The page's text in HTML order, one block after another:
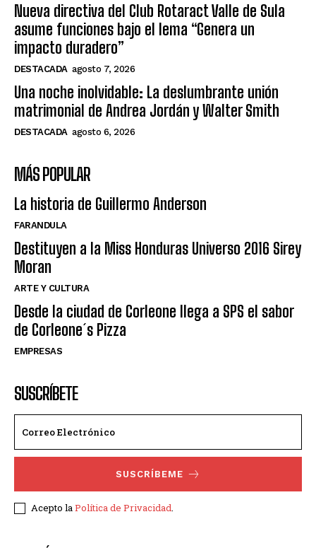
Nueva directiva del Club Rotaract Valle de Sula
asume funciones bajo el lema “Genera un
impacto duradero”
DESTACADA agosto 7, 2026
Una noche inolvidable: La deslumbrante unión
matrimonial de Andrea Jordán y Walter Smith
DESTACADA agosto 6, 2026
MÁS POPULAR
La historia de Guillermo Anderson
FARANDULA
Destituyen a la Miss Honduras Universo 2016 Sirey
Moran
ARTE Y CULTURA
Desde la ciudad de Corleone llega a SPS el sabor
de Corleone´s Pizza
EMPRESAS
SUSCRÍBETE
SUSCRÍBEME
Acepto laPolítica de Privacidad.